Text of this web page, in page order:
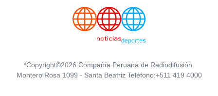
*Copyright©2026 Compañía Peruana de Radiodifusión.
Montero Rosa 1099 - Santa Beatriz Teléfono:+511 419 4000